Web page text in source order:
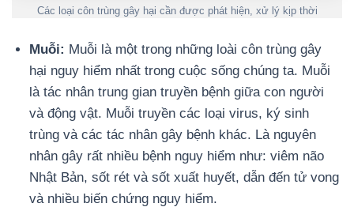
Các loại côn trùng gây hại cần được phát hiện, xử lý kịp thời
Muỗi: Muỗi là một trong những loài côn trùng gây
hại nguy hiểm nhất trong cuộc sống chúng ta. Muỗi
là tác nhân trung gian truyền bệnh giữa con người
và động vật. Muỗi truyền các loại virus, ký sinh
trùng và các tác nhân gây bệnh khác. Là nguyên
nhân gây rất nhiều bệnh nguy hiểm như: viêm não
Nhật Bản, sốt rét và sốt xuất huyết, dẫn đến tử vong
và nhiều biến chứng nguy hiểm.